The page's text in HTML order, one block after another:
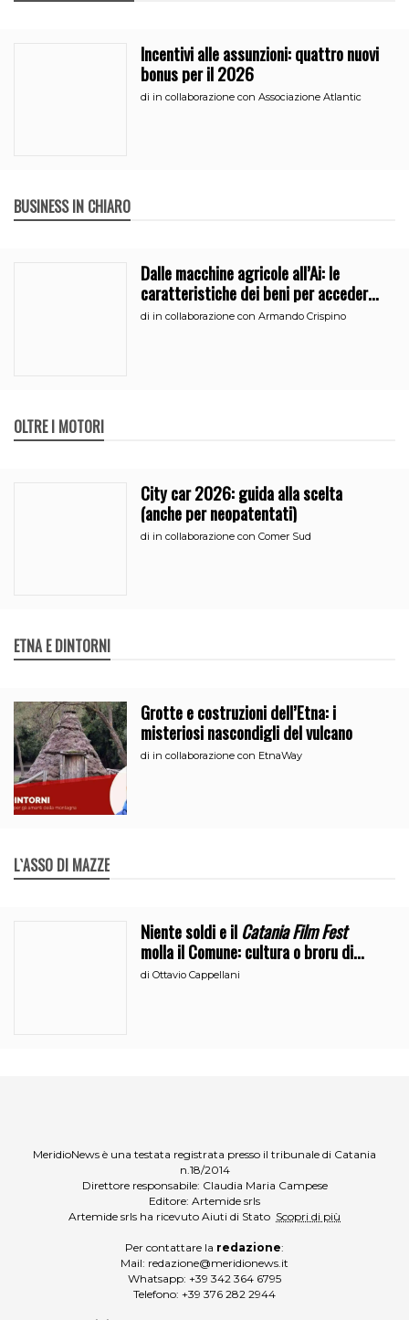
Incentivi alle assunzioni: quattro nuovi
bonus per il 2026
di in collaborazione con Associazione Atlantic
BUSINESS IN CHIARO
Dalle macchine agricole all’Ai: le
caratteristiche dei beni per accedere
all’iperammortamento
di in collaborazione con Armando Crispino
OLTRE I MOTORI
City car 2026: guida alla scelta
(anche per neopatentati)
di in collaborazione con Comer Sud
ETNA E DINTORNI
Grotte e costruzioni dell’Etna: i
misteriosi nascondigli del vulcano
di in collaborazione con EtnaWay
L`ASSO DI MAZZE
Niente soldi e ilCatania Film Fest
molla il Comune: cultura o broru di
ciciri?
diOttavio Cappellani
MeridioNews è una testata registrata presso il tribunale di Catania
n.18/2014
Direttore responsabile: Claudia Maria Campese
Editore: Artemide srls
Artemide srls ha ricevuto Aiuti di Stato Scopri di più
Per contattare la redazione:
Mail: redazione@meridionews.it
Whatsapp: +39 342 364 6795
Telefono: +39 376 282 2944